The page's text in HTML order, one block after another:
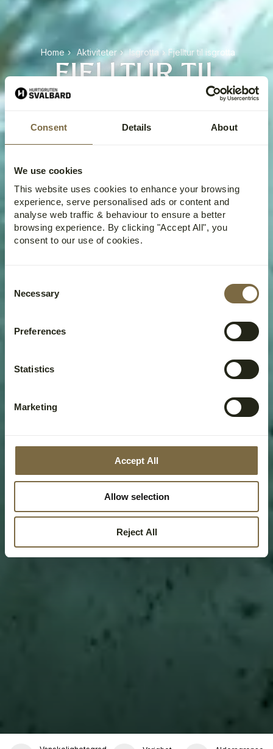
Consent Details About
We use cookies
This website uses cookies to enhance your browsing
experience, serve personalised ads or content and
analyse web traffic & behaviour to ensure a better
browsing experience. By clicking "Accept All", you
consent to our use of cookies.
Selection
Necessary
Preferences
Statistics
Marketing
Accept All
Allow selection
Reject All
Home › Aktiviteter › Isgrotta › Fjelltur til isgrotta
FJELLTUR TIL